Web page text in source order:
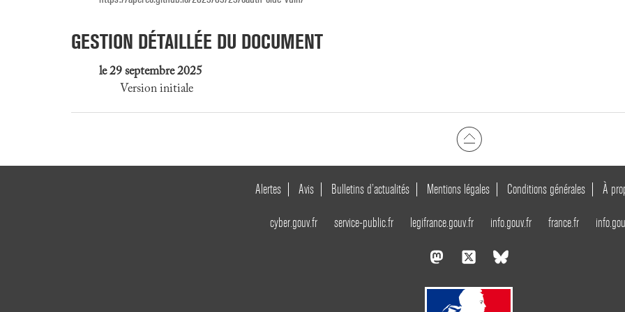
GESTION DÉTAILLÉE DU DOCUMENT
le 29 septembre 2025
Version initiale
Alertes Avis Bulletins d’actualités Mentions légales Conditions générales À
cyber.gouv.fr service-public.fr legifrance.gouv.fr info.gouv.fr france.fr